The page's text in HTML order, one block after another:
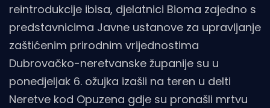
reintrodukcije ibisa, djelatnici Bioma zajedno s
predstavnicima Javne ustanove za upravljanje
zaštićenim prirodnim vrijednostima
Dubrovačko-neretvanske županije su u
ponedjeljak 6. ožujka izašli na teren u delti
Neretve kod Opuzena gdje su pronašli mrtvu